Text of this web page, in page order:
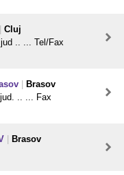
Cluj
.. ... Tel/Fax
Brasov
.. ... Fax
Brasov